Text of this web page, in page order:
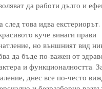
да работи дълго и
след това идва
куче винаги прави
но външният вид
да бъде по-важен от
и функционалността.
днес все по-често